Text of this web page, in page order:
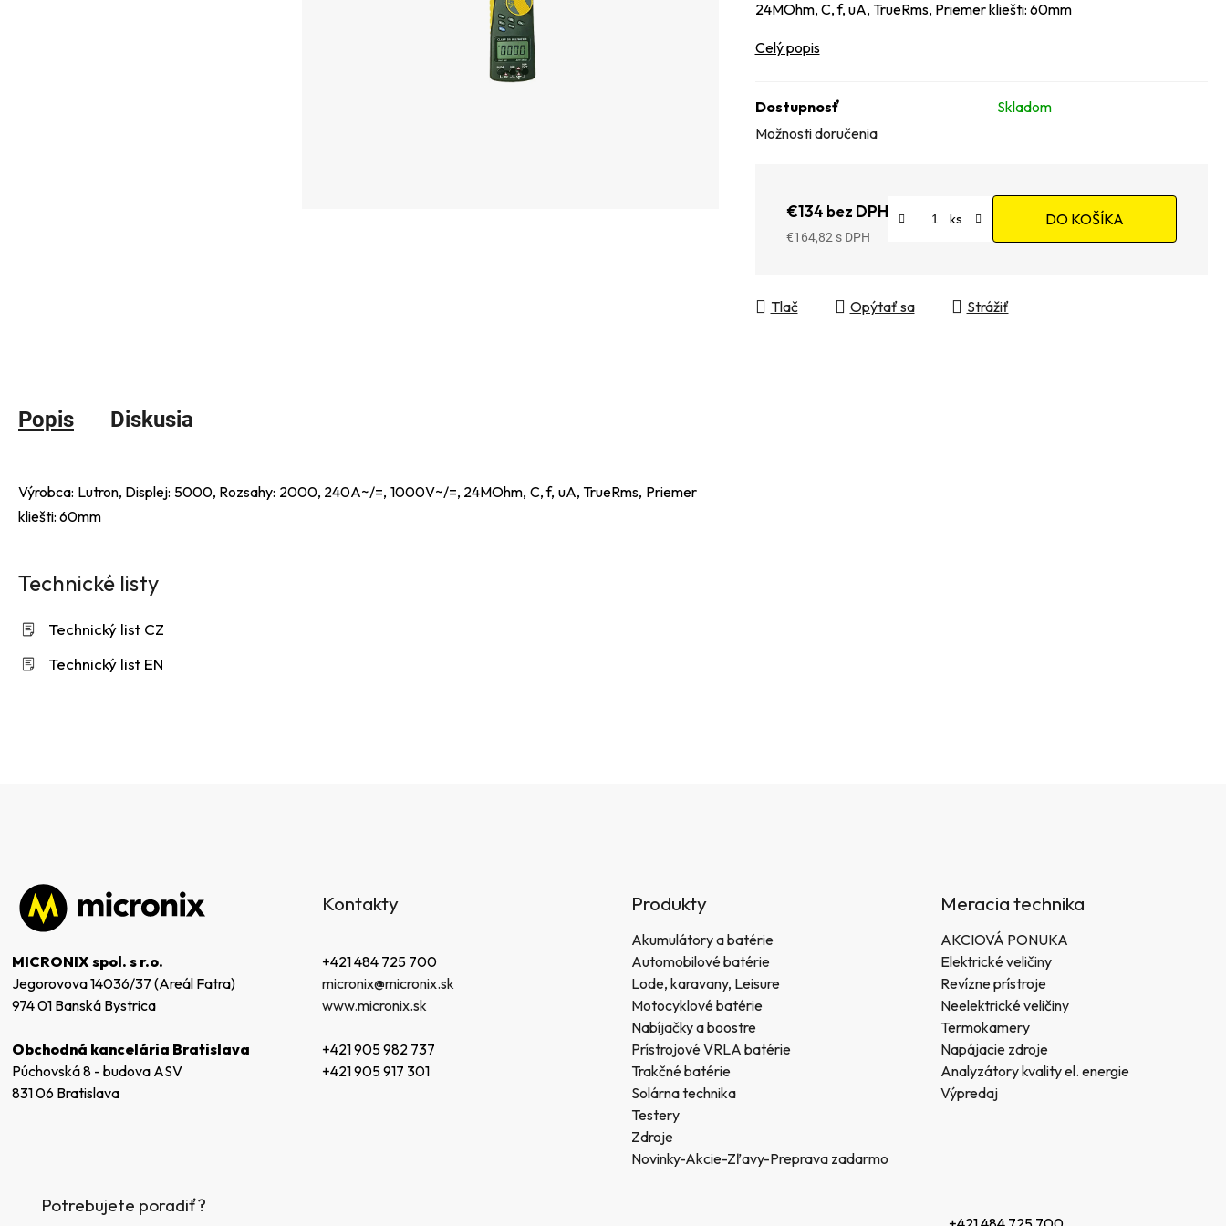
24MOhm, C, f, uA, TrueRms, Priemer kliešti: 60mm
Celý popis
Dostupnosť
Skladom
Možnosti doručenia
€134 bez DPH
€164,82
DO KOŠÍKA
Tlač Opýtať sa Strážiť
Popis Diskusia
Výrobca: Lutron, Displej: 5000, Rozsahy: 2000, 240A~/=, 1000V~/=, 24MOhm, C, f, uA, TrueRms, Priemer
kliešti: 60mm
Technické listy
Technický list CZ
Technický list EN
MICRONIX spol. s r.o.
Jegorovova 14036/37 (Areál Fatra)
974 01 Banská Bystrica
Obchodná kancelária Bratislava
Púchovská 8 - budova ASV
831 06 Bratislava
Kontakty
+421 484 725 700
micronix@micronix.sk
www.micronix.sk
+421 905 982 737
+421 905 917 301
Produkty
Akumulátory a batérie
Automobilové batérie
Lode, karavany, Leisure
Motocyklové batérie
Nabíjačky a boostre
Prístrojové VRLA batérie
Trakčné batérie
Solárna technika
Testery
Zdroje
Novinky-Akcie-Zľavy-Preprava zadarmo
Meracia technika
AKCIOVÁ PONUKA
Elektrické veličiny
Revízne prístroje
Neelektrické veličiny
Termokamery
Napájacie zdroje
Analyzátory kvality el. energie
Výpredaj
Potrebujete poradiť?